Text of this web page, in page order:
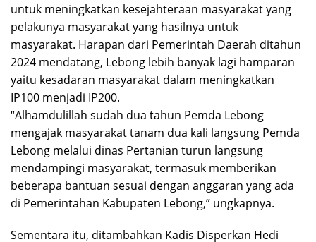
untuk meningkatkan kesejahteraan masyarakat yang
pelakunya masyarakat yang hasilnya untuk
masyarakat. Harapan dari Pemerintah Daerah ditahun
2024 mendatang, Lebong lebih banyak lagi hamparan
yaitu kesadaran masyarakat dalam meningkatkan
IP100 menjadi IP200.
“Alhamdulillah sudah dua tahun Pemda Lebong
mengajak masyarakat tanam dua kali langsung Pemda
Lebong melalui dinas Pertanian turun langsung
mendampingi masyarakat, termasuk memberikan
beberapa bantuan sesuai dengan anggaran yang ada
di Pemerintahan Kabupaten Lebong,” ungkapnya.
Sementara itu, ditambahkan Kadis Disperkan Hedi